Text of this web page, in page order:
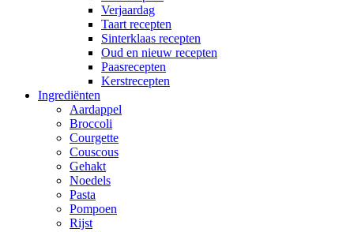
Verjaardag
Taart recepten
Sinterklaas recepten
Oud en nieuw recepten
Paasrecepten
Kerstrecepten
Ingrediënten
Aardappel
Broccoli
Courgette
Couscous
Gehakt
Noedels
Pasta
Pompoen
Rijst